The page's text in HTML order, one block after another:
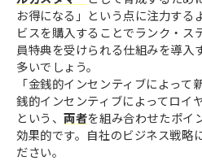
お得になる」という点に注力する
ビスを購入することでランク・ス
員特典を受けられる仕組みを導入
多いでしょう。
「金銭的インセンティブによっ
銭的インセンティブによってロイ
という、両者を組み合わせたポイ
効果的です。自社のビジネス戦略
ださい。